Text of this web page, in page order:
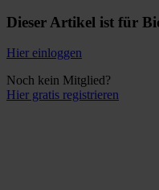
Dieser Artikel ist für
Hier einloggen
Noch kein Mitglied?
Hier gratis registrieren